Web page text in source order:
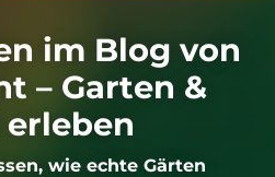
im Blog von
– Garten &
erleben
wie echte Gärten